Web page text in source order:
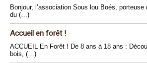
Bonjour, l’association Sous lou Boés,
du (…)
Accueil en forêt !
ACCUEIL En Forêt ! De 8 ans à 18 ans :
bois, (…)